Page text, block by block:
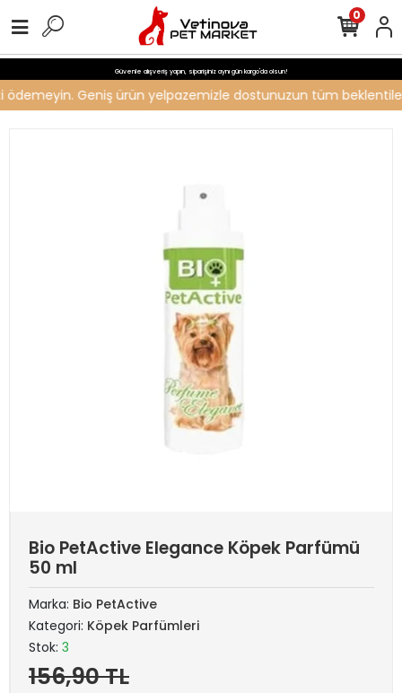
Güvenle alışveriş yapın, siparişiniz aynı gün kargo'da olsun!
Geniş ürün yelpazemizle dostunuzun tüm
0
Bio PetActive Elegance Köpek Parfümü
50 ml
Marka: Bio PetActive
Kategori: Köpek Parfümleri
Stok: 3
156,90 TL